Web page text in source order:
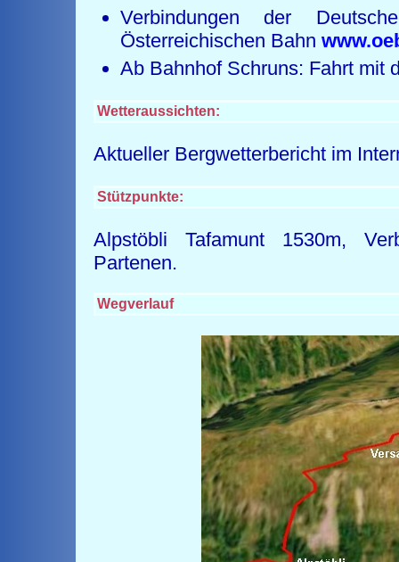
Verbindungen der
Österreichischen Bahn
Ab Bahnhof Schruns: Fahrt mit
Wetteraussichten:
Aktueller Bergwetterbericht im
Stützpunkte:
Alpstöbli Tafamunt 1530m,
Partenen.
Wegverlauf